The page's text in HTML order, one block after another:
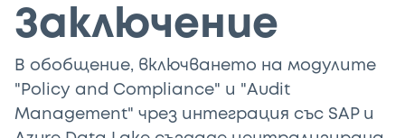
Заключение
В обобщение, включването на модулите
"Policy and Compliance" и "Audit
Management" чрез интеграция със SAP и